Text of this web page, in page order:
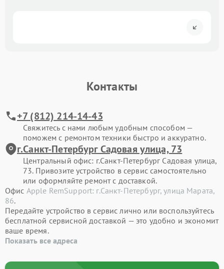
Контакты
+7 (812) 214-14-43
Свяжитесь с нами любым удобным способом —
поможем с ремонтом техники быстро и аккуратно.
г.Санкт-Петербург Садовая улица, 73
Центральный офис: г.Санкт-Петербург Садовая улица,
73. Привозите устройство в сервис самостоятельно
или оформляйте ремонт с доставкой.
Офис Apple RemSupport: г.Санкт-Петербург, улица Марата,
86.
Передайте устройство в сервис лично или воспользуйтесь
бесплатной сервисной доставкой — это удобно и экономит
ваше время.
Показать все адреса